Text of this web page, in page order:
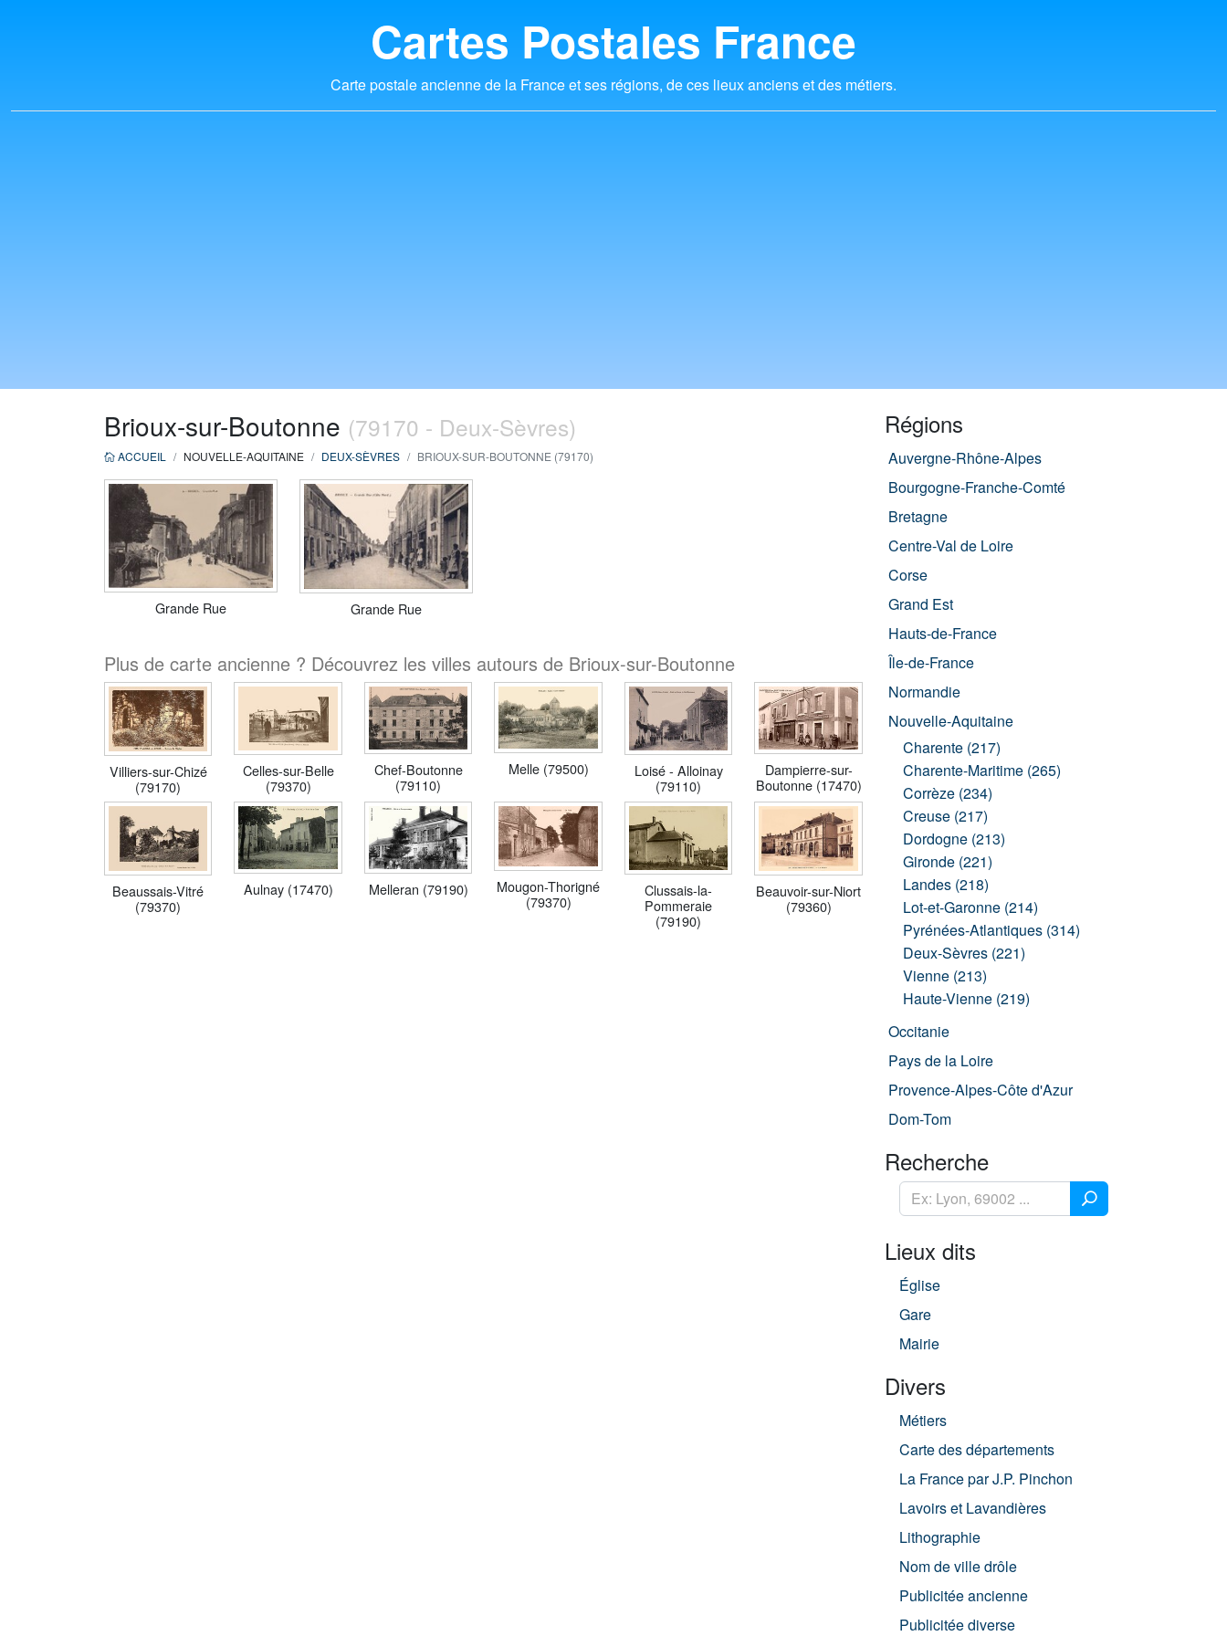
Cartes Postales France
Carte postale ancienne de la France et ses régions, de ces lieux anciens et des métiers.
Brioux-sur-Boutonne (79170 - Deux-Sèvres)
ACCUEIL NOUVELLE-AQUITAINE DEUX-SÈVRES BRIOUX-SUR-BOUTONNE (79170)
Grande Rue Grande Rue
Plus de carte ancienne ? Découvrez les villes autours de Brioux-sur-Boutonne
Villiers-sur-Chizé
(79170)
Celles-sur-Belle
(79370)
Chef-Boutonne
(79110)
Melle (79500)
Loisé - Alloinay
(79110)
Dampierre-sur-
Boutonne (17470)
Beaussais-Vitré
(79370)
Aulnay (17470) Melleran (79190)
Mougon-Thorigné
(79370)
Clussais-la-
Pommeraie
(79190)
Beauvoir-sur-Niort
(79360)
Régions
Auvergne-Rhône-Alpes
Bourgogne-Franche-Comté
Bretagne
Centre-Val de Loire
Corse
Grand Est
Hauts-de-France
Île-de-France
Normandie
Nouvelle-Aquitaine
Charente (217)
Charente-Maritime (265)
Corrèze (234)
Creuse (217)
Dordogne (213)
Gironde (221)
Landes (218)
Lot-et-Garonne (214)
Pyrénées-Atlantiques (314)
Deux-Sèvres (221)
Vienne (213)
Haute-Vienne (219)
Occitanie
Pays de la Loire
Provence-Alpes-Côte d'Azur
Dom-Tom
Recherche
Lieux dits
Église
Gare
Mairie
Divers
Métiers
Carte des départements
La France par J.P. Pinchon
Lavoirs et Lavandières
Lithographie
Nom de ville drôle
Publicitée ancienne
Publicitée diverse